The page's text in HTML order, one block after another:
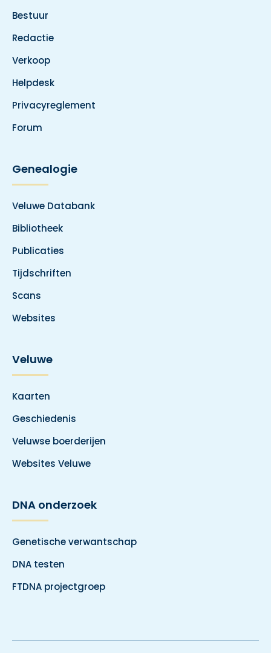
Bestuur
Redactie
Verkoop
Helpdesk
Privacyreglement
Forum
Genealogie
Veluwe Databank
Bibliotheek
Publicaties
Tijdschriften
Scans
Websites
Veluwe
Kaarten
Geschiedenis
Veluwse boerderijen
Websites Veluwe
DNA onderzoek
Genetische verwantschap
DNA testen
FTDNA projectgroep